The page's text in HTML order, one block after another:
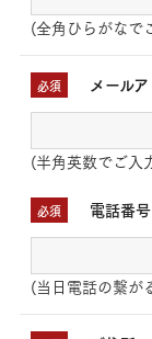
(全角ひらがなで
必須 メール
(半角英数でご入
必須 電話番号
(当日電話の繋が